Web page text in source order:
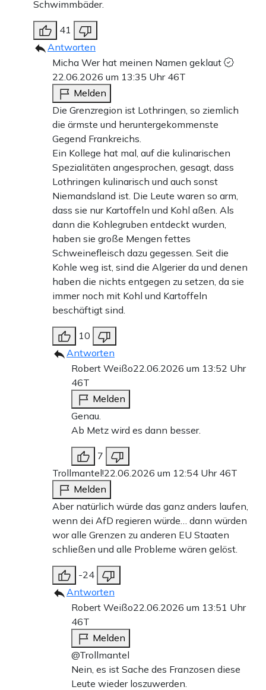
Schwimmbäder.
41
Antworten
Micha Wer hat meinen Namen geklaut
22.06.2026 um 13:35 Uhr 46T
Melden
Die Grenzregion ist Lothringen, so ziemlich
die ärmste und heruntergekommenste
Gegend Frankreichs.
Ein Kollege hat mal, auf die kulinarischen
Spezialitäten angesprochen, gesagt, dass
Lothringen kulinarisch und auch sonst
Niemandsland ist. Die Leute waren so arm,
dass sie nur Kartoffeln und Kohl aßen. Als
dann die Kohlegruben entdeckt wurden,
haben sie große Mengen fettes
Schweinefleisch dazu gegessen. Seit die
Kohle weg ist, sind die Algerier da und denen
haben die nichts entgegen zu setzen, da sie
immer noch mit Kohl und Kartoffeln
beschäftigt sind.
10
Antworten
Robert Weißo22.06.2026 um 13:52 Uhr
46T
Melden
Genau.
Ab Metz wird es dann besser.
7
Trollmantel!22.06.2026 um 12:54 Uhr 46T
Melden
Aber natürlich würde das ganz anders laufen,
wenn dei AfD regieren würde… dann würden
wor alle Grenzen zu anderen EU Staaten
schließen und alle Probleme wären gelöst.
-24
Antworten
Robert Weißo22.06.2026 um 13:51 Uhr
46T
Melden
@Trollmantel
Nein, es ist Sache des Franzosen diese
Leute wieder loszuwerden.